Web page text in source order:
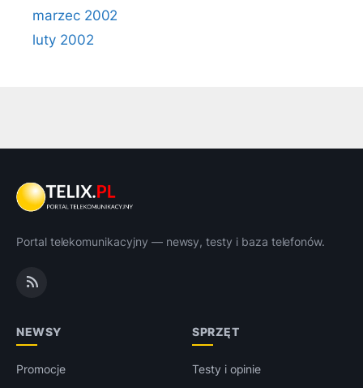
marzec 2002
luty 2002
Portal telekomunikacyjny — newsy, testy i baza telefonów.
NEWSY
Promocje
SPRZĘT
Testy i opinie